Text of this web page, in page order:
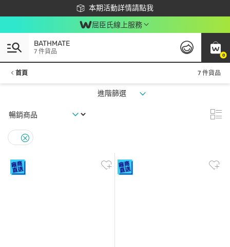
本期活動詳情請點我
下載app最高回饋$350
屈臣氏線上服務
0
BATHMATE
7 件貨品
首頁 7 件貨品
進階篩選